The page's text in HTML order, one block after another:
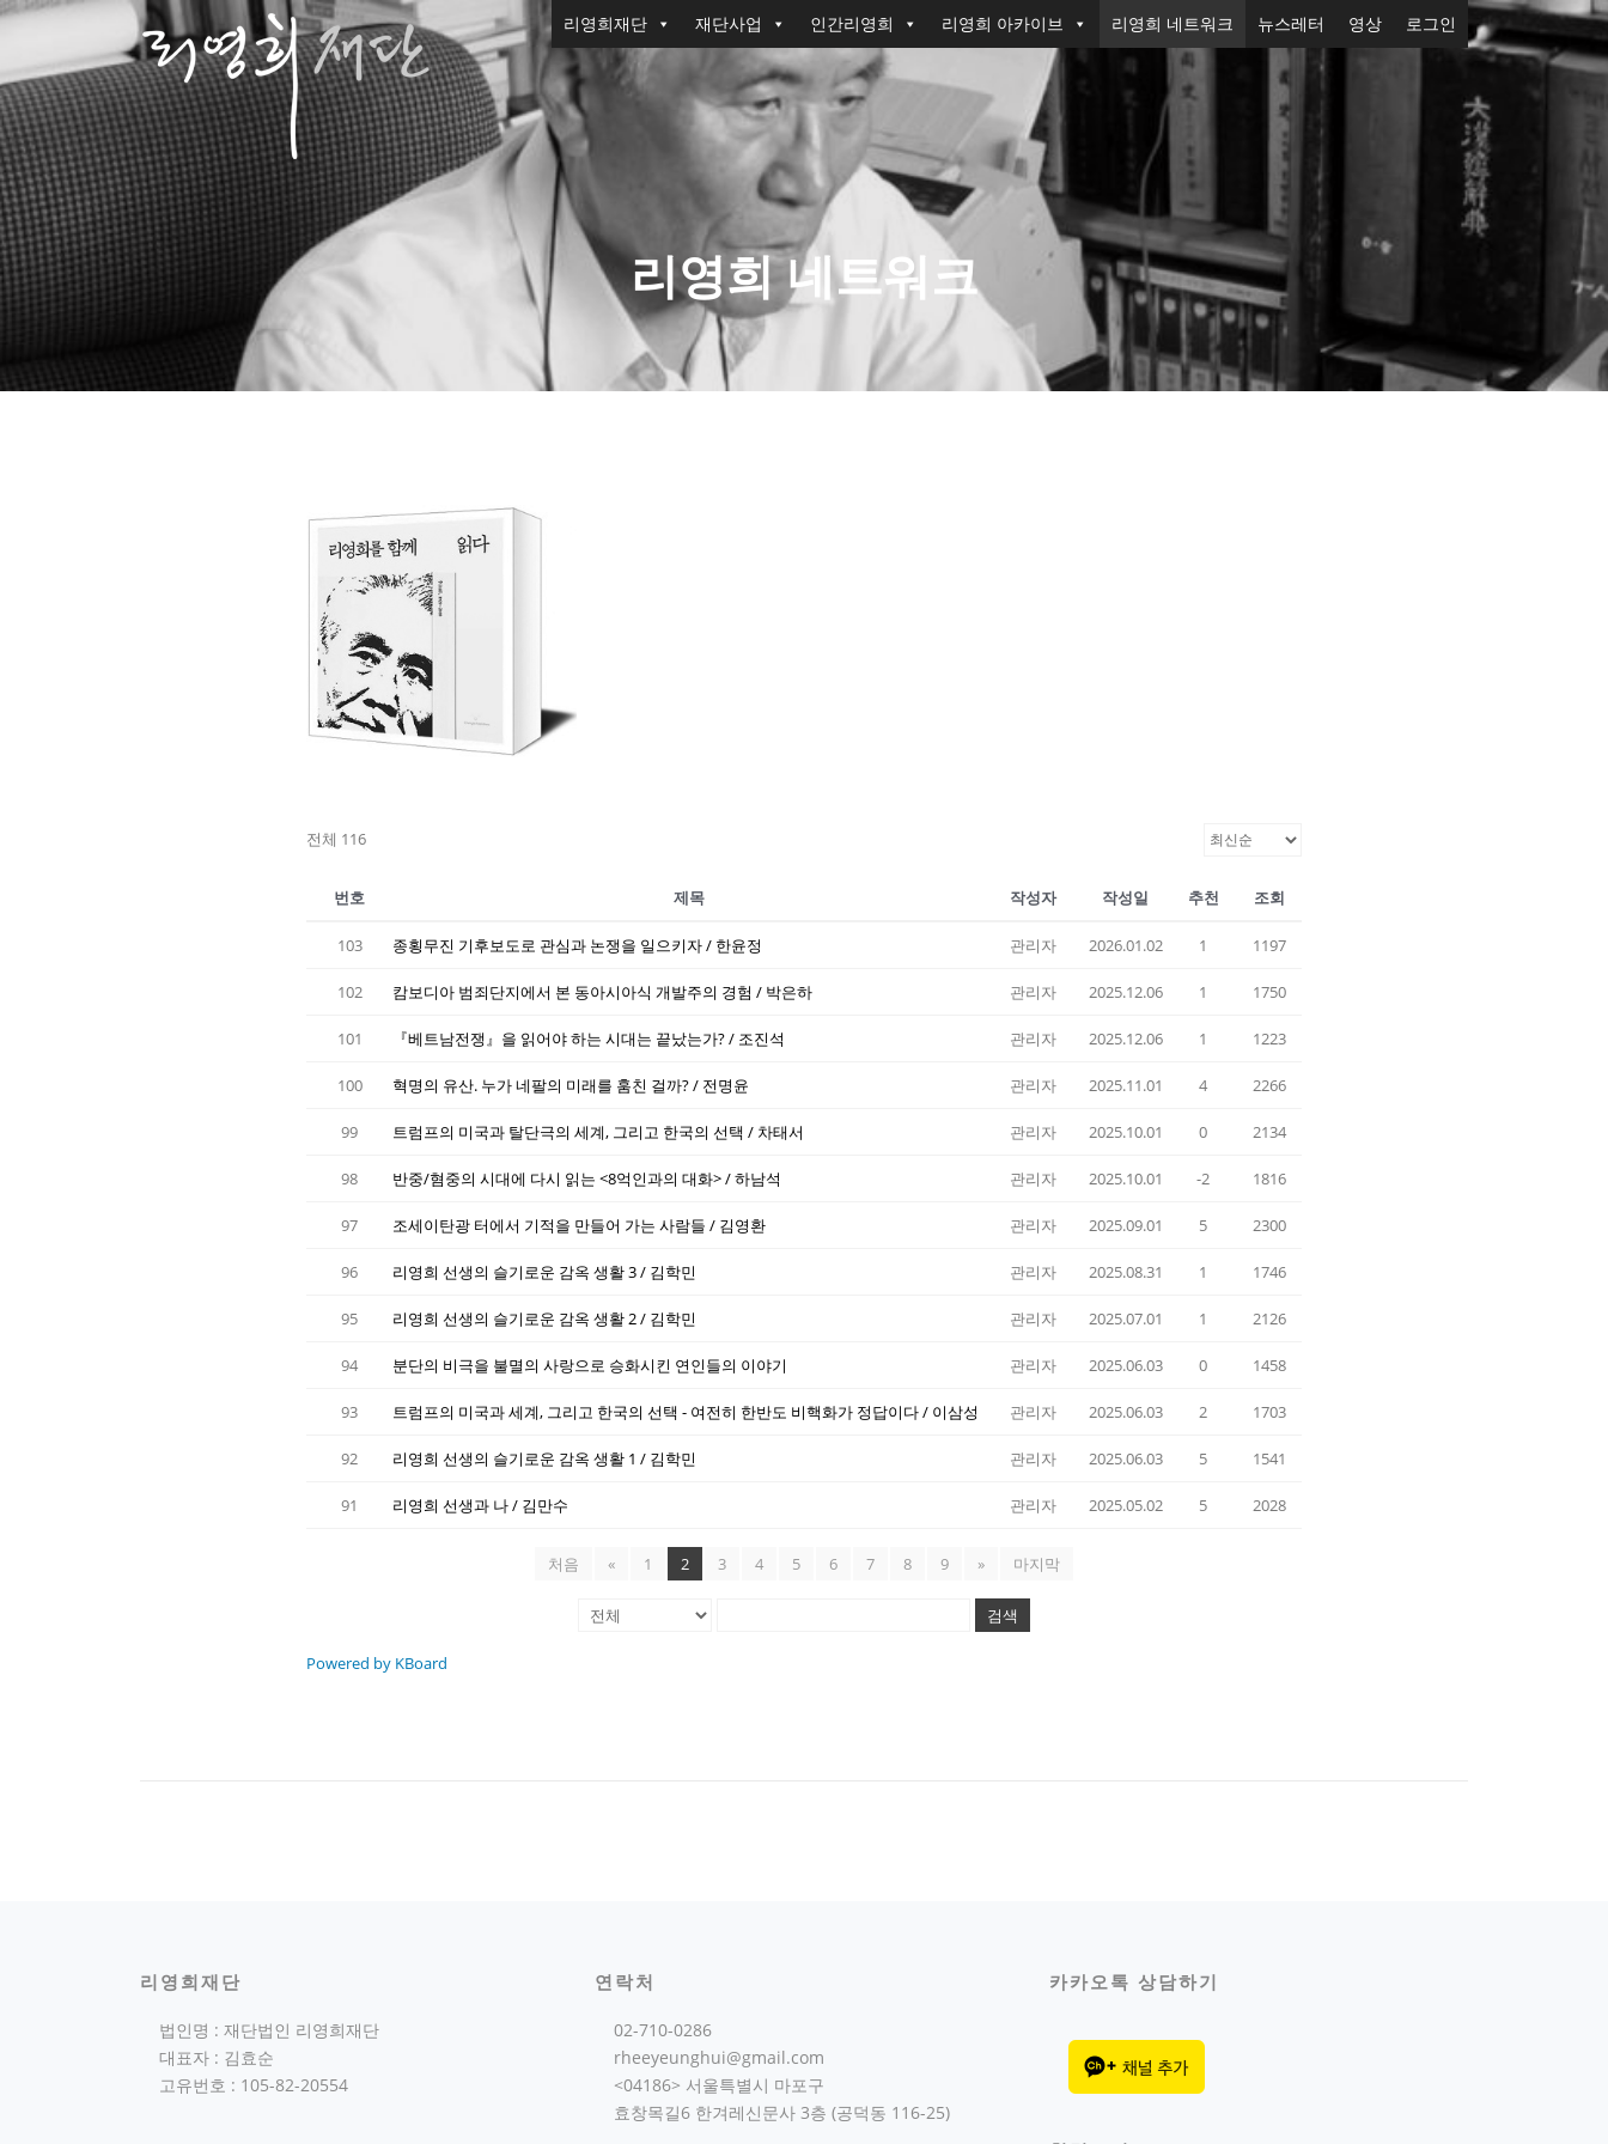
콘
로
바
로
가
기
리영희재단 재단사업 인간리영희 리영희 아카이브 리영희 네트워크 뉴스레터 영상 로그인
리영희 네트워크
전체 116
번호 제목 작성자 작성일 추천 조회
103 종횡무진 기후보도로 관심과 논쟁을 일으키자 / 한윤정 관리자 2026.01.02 1 1197
102 캄보디아 범죄단지에서 본 동아시아식 개발주의 경험 / 박은하 관리자 2025.12.06 1 1750
101 『베트남전쟁』을 읽어야 하는 시대는 끝났는가? / 조진석 관리자 2025.12.06 1 1223
100 혁명의 유산. 누가 네팔의 미래를 훔친 걸까? / 전명윤 관리자 2025.11.01 4 2266
99 트럼프의 미국과 탈단극의 세계, 그리고 한국의 선택 / 차태서 관리자 2025.10.01 0 2134
98 반중/혐중의 시대에 다시 읽는 <8억인과의 대화> / 하남석 관리자 2025.10.01 -2 1816
97 조세이탄광 터에서 기적을 만들어 가는 사람들 / 김영환 관리자 2025.09.01 5 2300
96 리영희 선생의 슬기로운 감옥 생활 3 / 김학민 관리자 2025.08.31 1 1746
95 리영희 선생의 슬기로운 감옥 생활 2 / 김학민 관리자 2025.07.01 1 2126
94 분단의 비극을 불멸의 사랑으로 승화시킨 연인들의 이야기 관리자 2025.06.03 0 1458
93 트럼프의 미국과 세계, 그리고 한국의 선택 - 여전히 한반도 비핵화가 정답이다 / 이삼성 관리자 2025.06.03 2 1703
92 리영희 선생의 슬기로운 감옥 생활 1 / 김학민 관리자 2025.06.03 5 1541
91 리영희 선생과 나 / 김만수 관리자 2025.05.02 5 2028
처음 « 1 2 3 4 5 6 7 8 9 » 마지막
검색
Powered by KBoard
리영희재단
법인명 : 재단법인 리영희재단
대표자 : 김효순
고유번호 : 105-82-20554
연락처
02-710-0286
rheeyeunghui@gmail.com
<04186> 서울특별시 마포구
효창목길6 한겨레신문사 3층 (공덕동 116-25)
카카오톡 상담하기